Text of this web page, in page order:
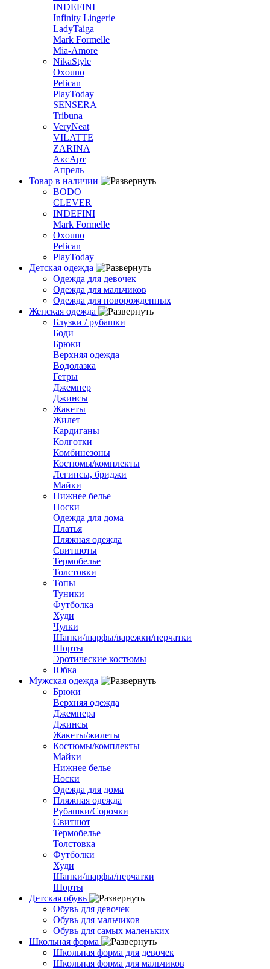
INDEFINI
Infinity Lingerie
LadyTaiga
Mark Formelle
Mia-Amore
NikaStyle
Oxouno
Pelican
PlayToday
SENSERA
Tribuna
VeryNeat
VILATTE
ZARINA
АксАрт
Апрель
Товар в наличии
BODO
CLEVER
INDEFINI
Mark Formelle
Oxouno
Pelican
PlayToday
Детская одежда
Одежда для девочек
Одежда для мальчиков
Одежда для новорожденных
Женская одежда
Блузки / рубашки
Боди
Брюки
Верхняя одежда
Водолазка
Гетры
Джемпер
Джинсы
Жакеты
Жилет
Кардиганы
Колготки
Комбинезоны
Костюмы/комплекты
Легинсы, бриджи
Майки
Нижнее белье
Носки
Одежда для дома
Платья
Пляжная одежда
Свитшоты
Термобелье
Толстовки
Топы
Туники
Футболка
Худи
Чулки
Шапки/шарфы/варежки/перчатки
Шорты
Эротические костюмы
Юбка
Мужская одежда
Брюки
Верхняя одежда
Джемпера
Джинсы
Жакеты/жилеты
Костюмы/комплекты
Майки
Нижнее белье
Носки
Одежда для дома
Пляжная одежда
Рубашки/Сорочки
Свитшот
Термобелье
Толстовка
Футболки
Худи
Шапки/шарфы/перчатки
Шорты
Детская обувь
Обувь для девочек
Обувь для мальчиков
Обувь для самых маленьких
Школьная форма
Школьная форма для девочек
Школьная форма для мальчиков